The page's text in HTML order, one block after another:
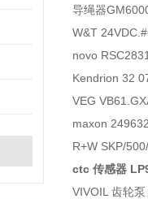
导绳器
W&T
novo
Kendrion 32
VEG
maxon
R+W SKP/
ctc 传感器
VIVOIL 齿轮